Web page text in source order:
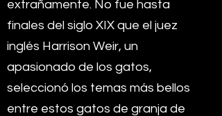
extrañamente. No fue hasta
finales del siglo XIX que el juez
inglés Harrison Weir, un
apasionado de los gatos,
seleccionó los temas más bellos
entre estos gatos de granja de